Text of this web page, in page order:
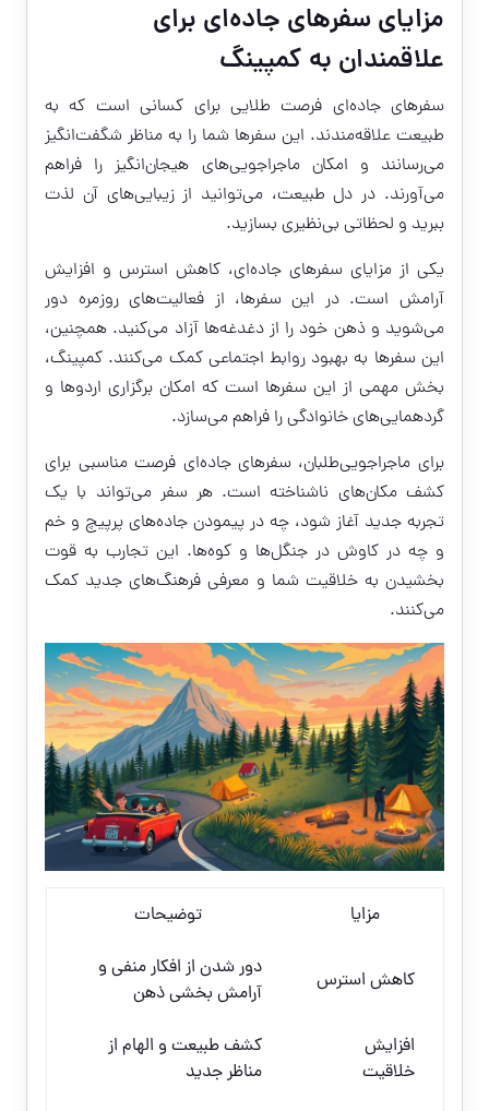
مزایای سفرهای جاده‌ای برای
علاقمندان به کمپینگ
سفرهای جاده‌ای فرصت طلایی برای کسانی است که به
طبیعت علاقه‌مندند. این سفرها شما را به مناظر شگفت‌انگیز
می‌رسانند و امکان ماجراجویی‌های هیجان‌انگیز را فراهم
می‌آورند. در دل طبیعت، می‌توانید از زیبایی‌های آن لذت
ببرید و لحظاتی بی‌نظیری بسازید.
یکی از مزایای سفرهای جاده‌ای، کاهش استرس و افزایش
آرامش است. در این سفرها، از فعالیت‌های روزمره دور
می‌شوید و ذهن خود را از دغدغه‌ها آزاد می‌کنید. همچنین،
این سفرها به بهبود روابط اجتماعی کمک می‌کنند. کمپینگ،
بخش مهمی از این سفرها است که امکان برگزاری اردوها و
گردهمایی‌های خانوادگی را فراهم می‌سازد.
برای ماجراجویی‌طلبان، سفرهای جاده‌ای فرصت مناسبی برای
کشف مکان‌های ناشناخته است. هر سفر می‌تواند با یک
تجربه جدید آغاز شود، چه در پیمودن جاده‌های پرپیچ و خم
و چه در کاوش در جنگل‌ها و کوه‌ها. این تجارب به قوت
بخشیدن به خلاقیت شما و معرفی فرهنگ‌های جدید کمک
می‌کنند.
مزایا توضیحات
کاهش استرس
دور شدن از افکار منفی و
آرامش بخشی ذهن
افزایش
خلاقیت
کشف طبیعت و الهام از
مناظر جدید